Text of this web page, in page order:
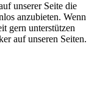
unserer Seite die
anzubieten. Wenn
gern unterstützen
auf unseren Seiten.